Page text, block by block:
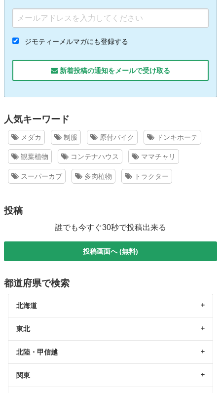
ジモティーメルマガにも登録する
新着投稿の通知をメールで受け取る
人気キーワード
メダカ 制服 原付バイク ドンキホーテ
観葉植物 コンテナハウス ママチャリ
スーパーカブ 多肉植物 トラクター
投稿
誰でも今すぐ30秒で投稿出来る
投稿画面へ (無料)
都道府県で検索
北海道
東北
北陸・甲信越
関東